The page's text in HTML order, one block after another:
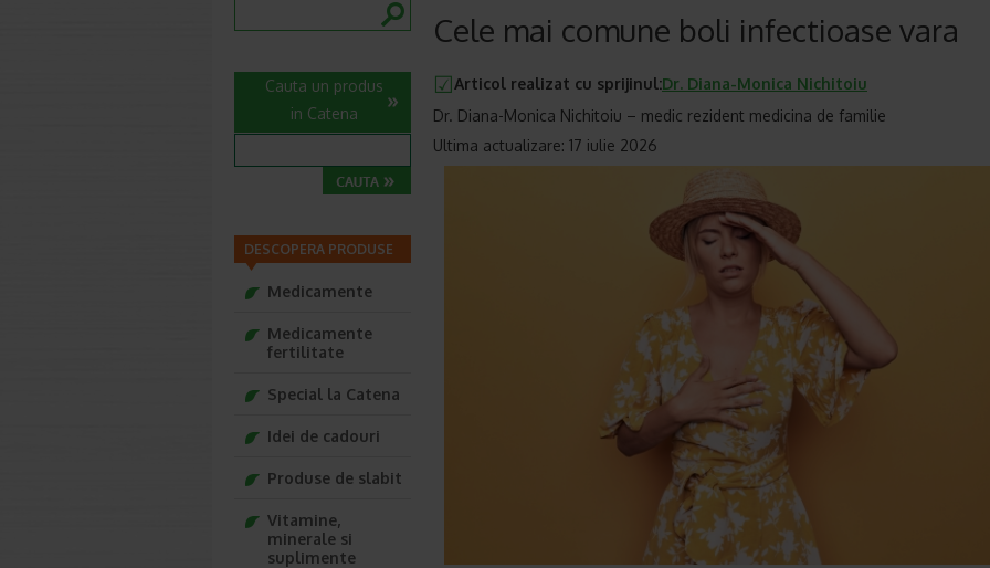
Cele mai comune boli infectioase vara
Articol realizat cu sprijinul:Dr. Diana-Monica Nichitoiu
Dr. Diana-Monica Nichitoiu – medic rezident medicina de familie
Ultima actualizare: 17 iulie 2026
Cauta un produs
in Catena
DESCOPERA PRODUSE
Medicamente
Medicamente
fertilitate
Special la Catena
Idei de cadouri
Produse de slabit
Vitamine,
minerale si
suplimente